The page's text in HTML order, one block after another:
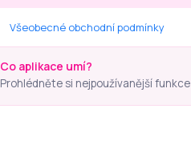
Všeobecné obchodní podmínky
Co aplikace umí?
Prohlédněte si nejpoužívanější funkce